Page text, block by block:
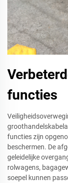
functies
functies zijn
beschermen. De
geleidelijke
rolwagens,
soepel kunnen